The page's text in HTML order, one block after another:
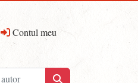
Contul meu